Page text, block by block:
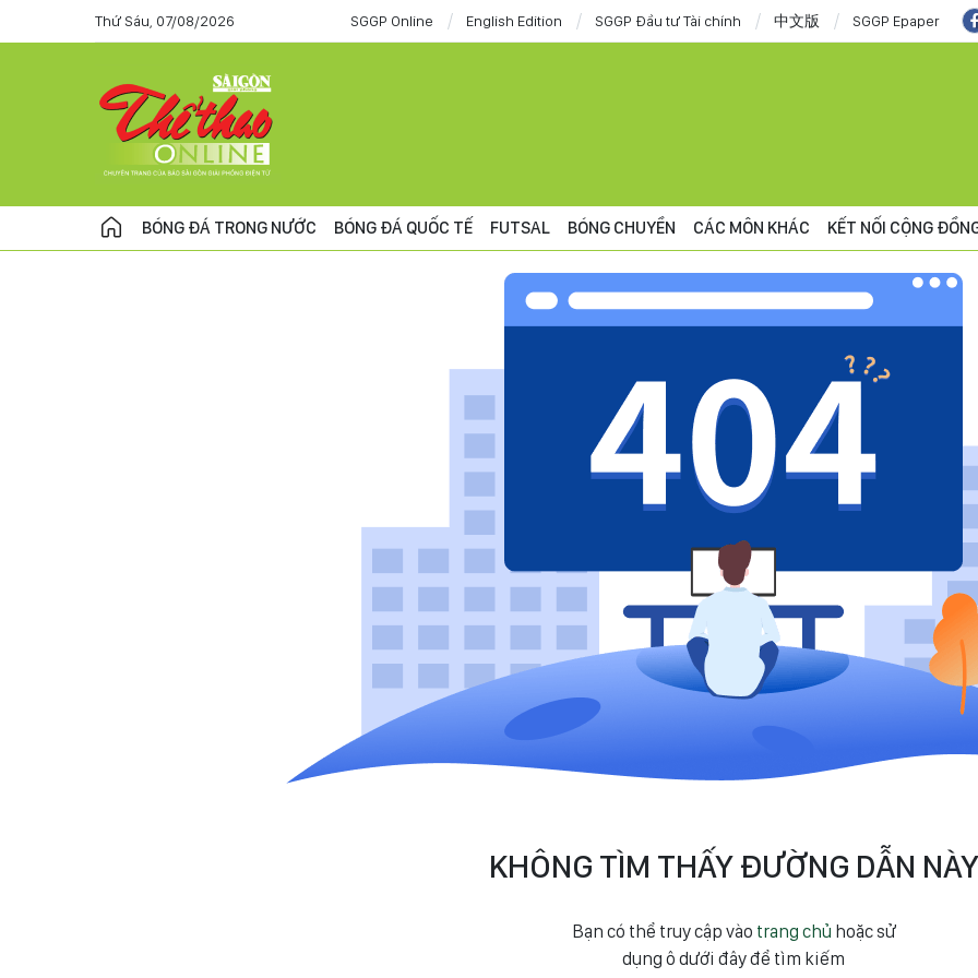
Thứ Sáu, 07/08/2026 SGGP Online English Edition SGGP Đầu tư Tài chính 中文版 SGGP Epaper
BÓNG ĐÁ TRONG NƯỚC BÓNG ĐÁ QUỐC TẾ FUTSAL BÓNG CHUYỀN CÁC MÔN KHÁC KẾT NỐI CỘNG
KHÔNG TÌM THẤY ĐƯỜNG DẪN NÀY
Bạn có thể truy cập vào trang chủ hoặc sử
dụng ô dưới đây để tìm kiếm